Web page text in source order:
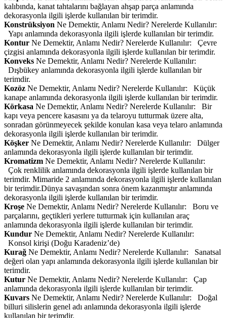
kalıbında, kanat tahtalarını bağlayan ahşap parça anlamında
dekorasyonla ilgili işlerde kullanılan bir terimdir.
Konstrüksiyon Ne Demektir, Anlamı Nedir? Nerelerde Kullanılır:
Yapı anlamında dekorasyonla ilgili işlerde kullanılan bir terimdir.
Kontur Ne Demektir, Anlamı Nedir? Nerelerde Kullanılır: Çevre
çizgisi anlamında dekorasyonla ilgili işlerde kullanılan bir terimdir.
Konveks Ne Demektir, Anlamı Nedir? Nerelerde Kullanılır:
Dışbükey anlamında dekorasyonla ilgili işlerde kullanılan bir
terimdir.
Kozöz Ne Demektir, Anlamı Nedir? Nerelerde Kullanılır: Küçük
kanape anlamında dekorasyonla ilgili işlerde kullanılan bir terimdir.
Körkasa Ne Demektir, Anlamı Nedir? Nerelerde Kullanılır: Bir
kapı veya pencere kasasını ya da telaroyu tutturmak üzere alta,
sonradan görünmeyecek şekilde konulan kasa veya telaro anlamında
dekorasyonla ilgili işlerde kullanılan bir terimdir.
Köşker Ne Demektir, Anlamı Nedir? Nerelerde Kullanılır: Dülger
anlamında dekorasyonla ilgili işlerde kullanılan bir terimdir.
Kromatizm Ne Demektir, Anlamı Nedir? Nerelerde Kullanılır:
Çok renklilik anlamında dekorasyonla ilgili işlerde kullanılan bir
terimdir. Mimaride 2 anlamında dekorasyonla ilgili işlerde kullanılan
bir terimdir.Dünya savaşından sonra önem kazanmıştır anlamında
dekorasyonla ilgili işlerde kullanılan bir terimdir.
Kroşe Ne Demektir, Anlamı Nedir? Nerelerde Kullanılır: Boru ve
parçalarını, geçtikleri yerlere tutturmak için kullanılan araç
anlamında dekorasyonla ilgili işlerde kullanılan bir terimdir.
Kundur Ne Demektir, Anlamı Nedir? Nerelerde Kullanılır:
Konsol kirişi (Doğu Karadeniz’de)
Kurağ Ne Demektir, Anlamı Nedir? Nerelerde Kullanılır: Sanatsal
değeri olan yapı anlamında dekorasyonla ilgili işlerde kullanılan bir
terimdir.
Kutur Ne Demektir, Anlamı Nedir? Nerelerde Kullanılır: Çap
anlamında dekorasyonla ilgili işlerde kullanılan bir terimdir.
Kuvars Ne Demektir, Anlamı Nedir? Nerelerde Kullanılır: Doğal
billuri silislerin genel adı anlamında dekorasyonla ilgili işlerde
kullanılan bir terimdir.